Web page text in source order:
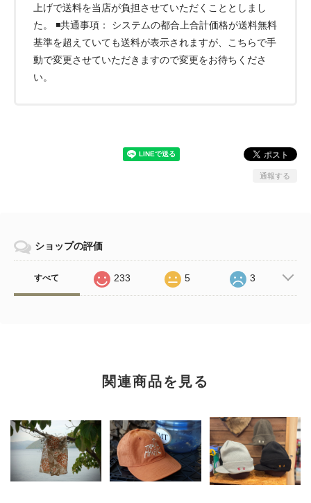
上げで送料を当店が負担させていただくこととしまし
た。 ◾️共通事項： システムの都合上合計価格が送料無料
基準を超えていても送料が表示されますが、こちらで手
動で変更させていただきますので変更をお待ちくださ
い。
通報する
ショップの評価
すべて 233 5 3
関連商品を見る